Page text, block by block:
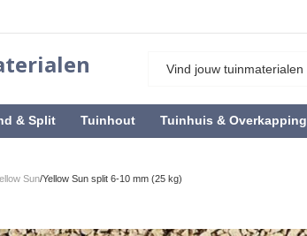
& Split Tuinhout Tuinhuis & Overkapping
Sun/Yellow Sun split 6-10 mm (25 kg)